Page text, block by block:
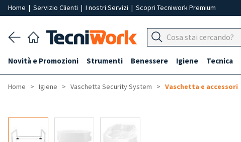
Home | Servizio Clienti | I nostri Servizi | Scopri Tecniwork Premium
Novità e Promozioni Strumenti Benessere Igiene Tecnica
Home Igiene Vaschetta Security System Vaschetta e accessori